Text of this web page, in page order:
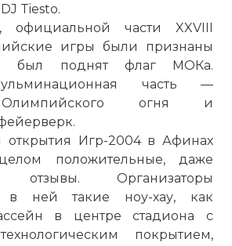
Tiesto.
официальной части XXVIII
игры были признаны
был поднят флаг МОКа.
часть —
огня и
открытия Игр-2004 в Афинах
положительные, даже
отзывы. Организаторы
в ней такие ноу-хау, как
в центре стадиона с
покрытием,